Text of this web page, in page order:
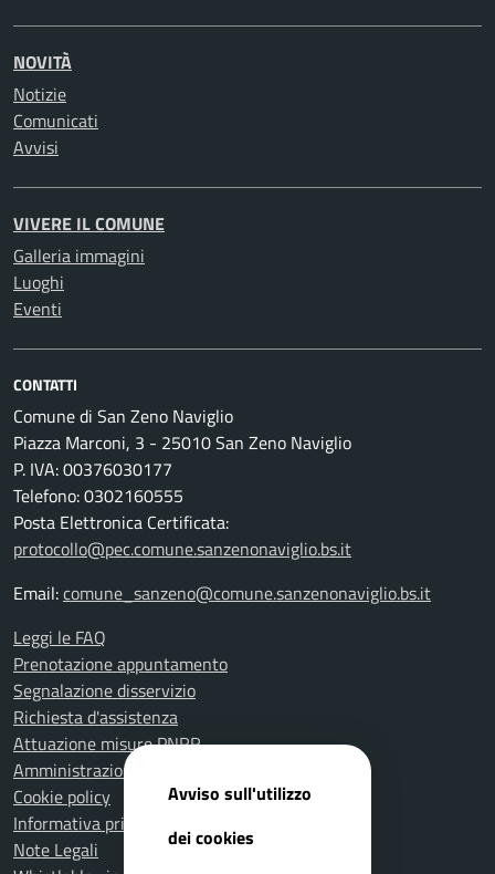
NOVITÀ
Notizie
Comunicati
Avvisi
VIVERE IL COMUNE
Galleria immagini
Luoghi
Eventi
CONTATTI
Comune di San Zeno Naviglio
Piazza Marconi, 3 - 25010 San Zeno Naviglio
P. IVA: 00376030177
Telefono: 0302160555
Posta Elettronica Certificata:
protocollo@pec.comune.sanzenonaviglio.bs.it
Email:comune_sanzeno@comune.sanzenonaviglio.bs.it
Leggi le FAQ
Prenotazione appuntamento
Segnalazione disservizio
Richiesta d'assistenza
Attuazione misure PNRR
Amministrazione trasparente
Cookie policy
Informativa privacy
Note Legali
Avviso sull'utilizzo
dei cookies